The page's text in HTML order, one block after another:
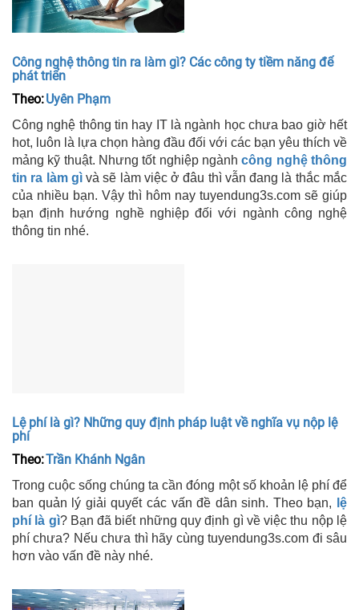
Công nghệ thông tin ra làm gì? Các công ty tiềm năng để
phát triển
Theo:Uyên Phạm
Công nghệ thông tin hay IT là ngành học chưa bao giờ hết
hot, luôn là lựa chọn hàng đầu đối với các bạn yêu thích về
mảng kỹ thuật. Nhưng tốt nghiệp ngànhcông nghệ thông
tin ra làm gìvà sẽ làm việc ở đâu thì vẫn đang là thắc mắc
của nhiều bạn. Vậy thì hôm nay tuyendung3s.com sẽ giúp
bạn định hướng nghề nghiệp đối với ngành công nghệ
thông tin nhé.
Lệ phí là gì? Những quy định pháp luật về nghĩa vụ nộp lệ
phí
Theo:Trần Khánh Ngân
Trong cuộc sống chúng ta cần đóng một số khoản lệ phí để
ban quản lý giải quyết các vấn đề dân sinh. Theo bạn,
lệ
phí là gì? Bạn đã biết những quy định gì về việc thu nộp lệ
phí chưa? Nếu chưa thì hãy cùng tuyendung3s.com đi sâu
hơn vào vấn đề này nhé.